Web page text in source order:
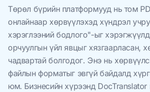
Төрөл бүрийн платформууд нь том
онлайнаар хөрвүүлэхэд хүндрэл
хэрэглээний бодлого"-ыг
орчуулгын үйл явцыг хязгаарласан,
чадвартай болгодог. Энэ нь
файлын форматыг эвгүй байдалд
юм. Бизнесийн хүрээнд